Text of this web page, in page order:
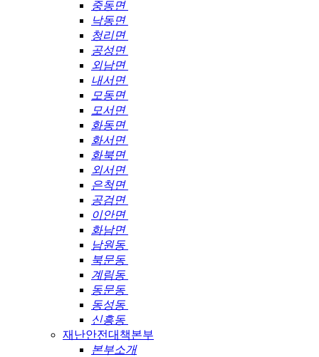
중동면
낙동면
청리면
공성면
외남면
내서면
모동면
모서면
화동면
화서면
화북면
외서면
은척면
공검면
이안면
화남면
남원동
북문동
계림동
동문동
동성동
신흥동
재난안전대책본부
본부소개